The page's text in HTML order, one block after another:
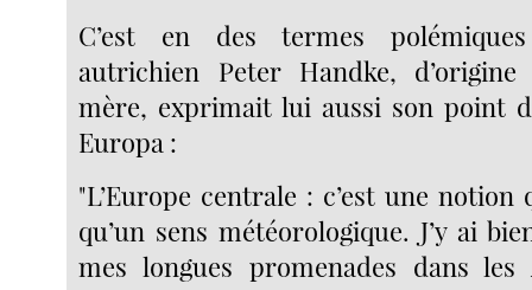
C’est en des termes
autrichien Peter Handke,
mère, exprimait lui aussi son point
Europa :
"L’Europe centrale : c’est une notion
qu’un sens météorologique. J’y ai
mes longues promenades dans les